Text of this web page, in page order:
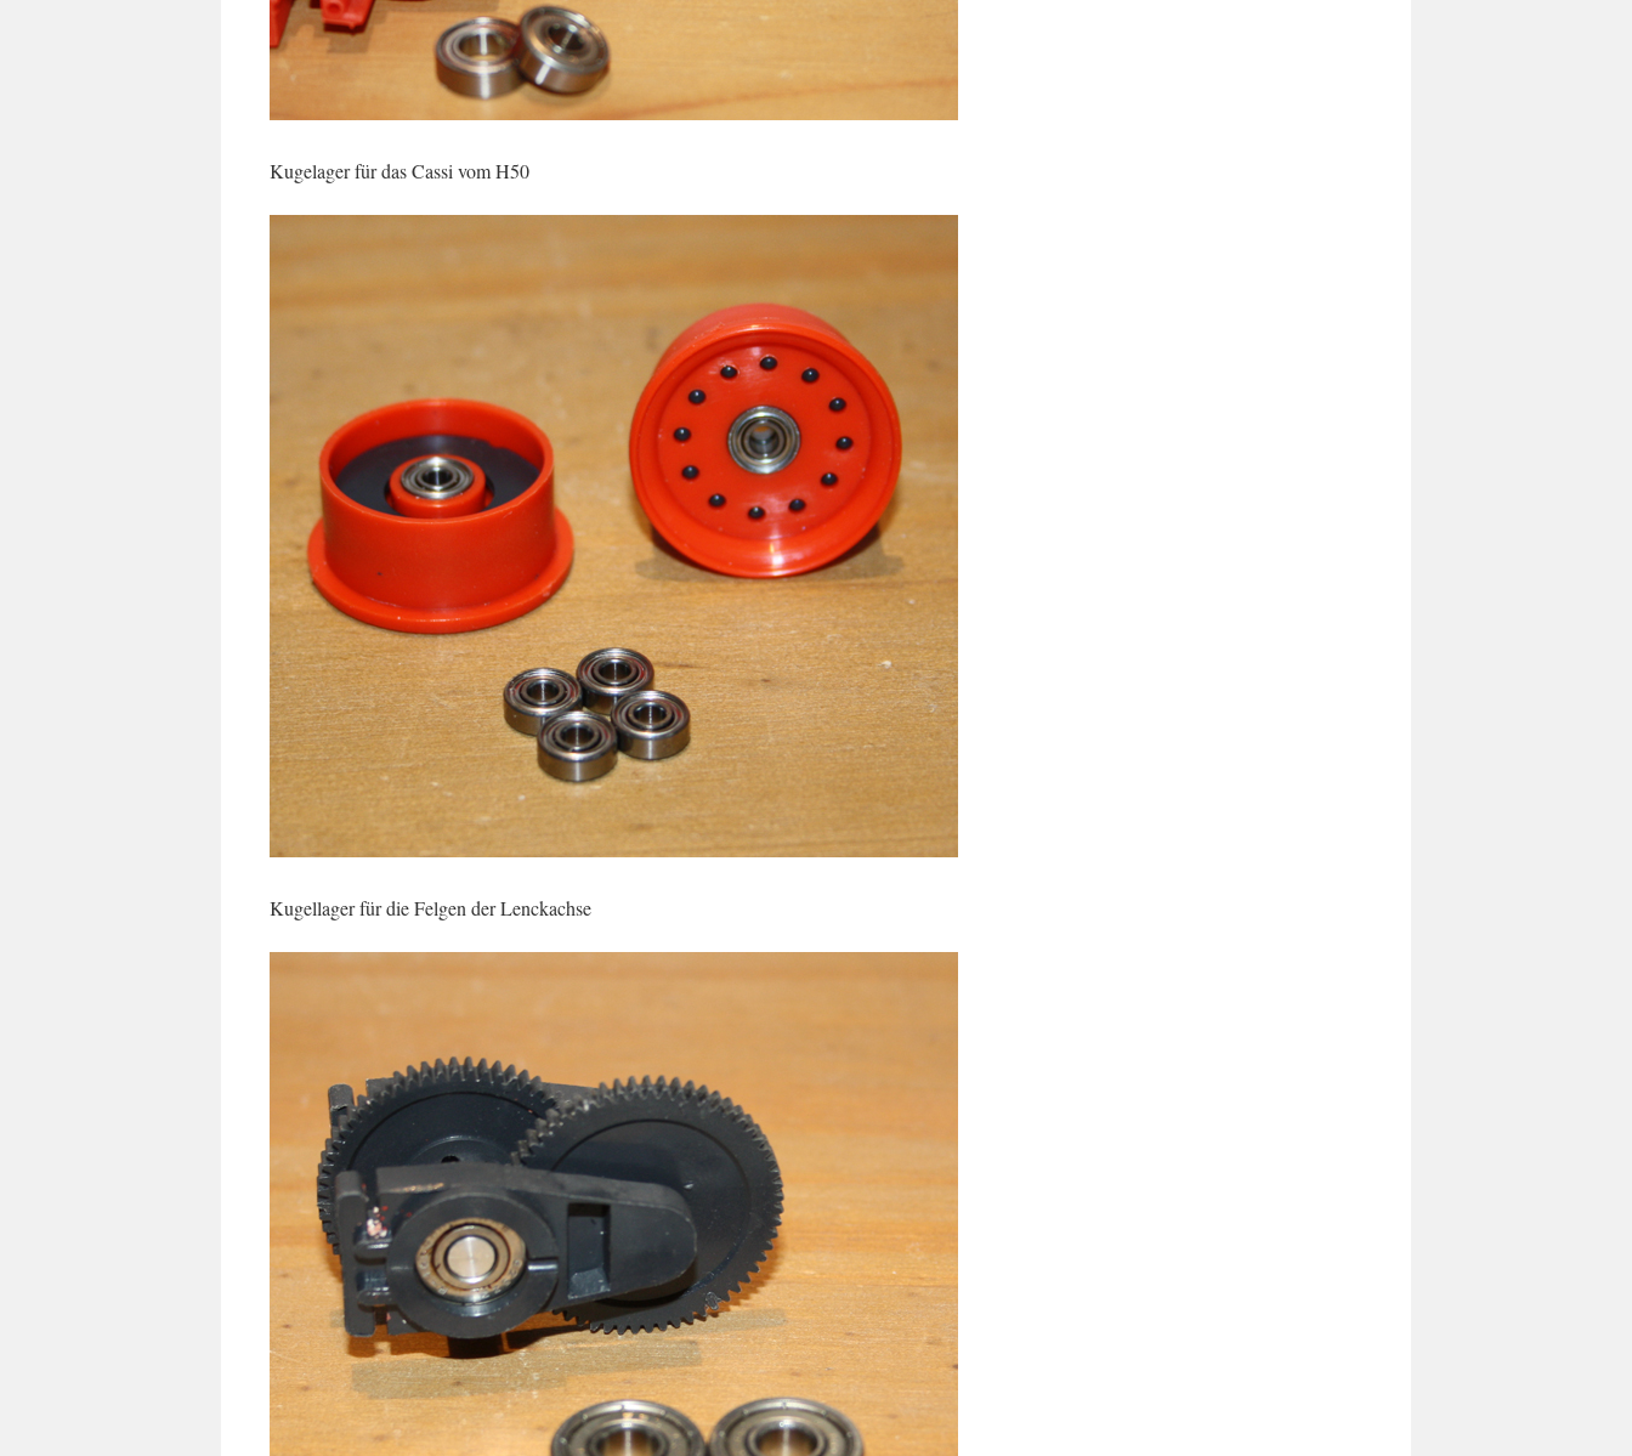
Kugelager für das Cassi vom H50
Kugellager für die Felgen der Lenckachse